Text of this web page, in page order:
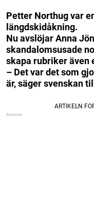
Petter Northug var
längdskidåkning.
Nu avslöjar Anna
skandalomsusade
skapa rubriker även
– Det var det som
är, säger svenskan